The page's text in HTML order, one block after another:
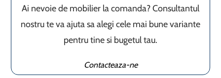
Ai nevoie de mobilier la comanda? Consultantul
nostru te va ajuta sa alegi cele mai bune variante
pentru tine si bugetul tau.
Contacteaza-ne